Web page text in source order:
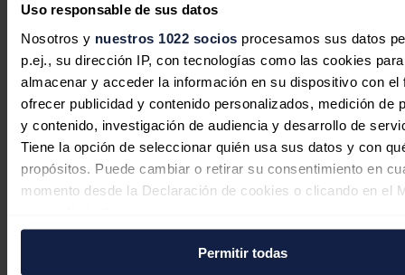
Uso responsable de sus datos
Nosotros y nuestros 1022 socios procesamos sus datos
p.ej., su dirección IP, con tecnologías como las cookies para
almacenar y acceder la información en su dispositivo con el
ofrecer publicidad y contenido personalizados, medición de
y contenido, investigación de audiencia y desarrollo de
Tiene la opción de seleccionar quién usa sus datos y con
propósitos. Puede cambiar o retirar su consentimiento en
momento desde la Declaración de cookies o clicando en el
Si lo permite, también quisiéramos:Permitir todas
ante la perspectiva de un acuerdo
sobre Ormuz
Redacción04/08/2026
EEUU ve posible un acuerdo con Irán
"hoy o mañana" para reabrir el